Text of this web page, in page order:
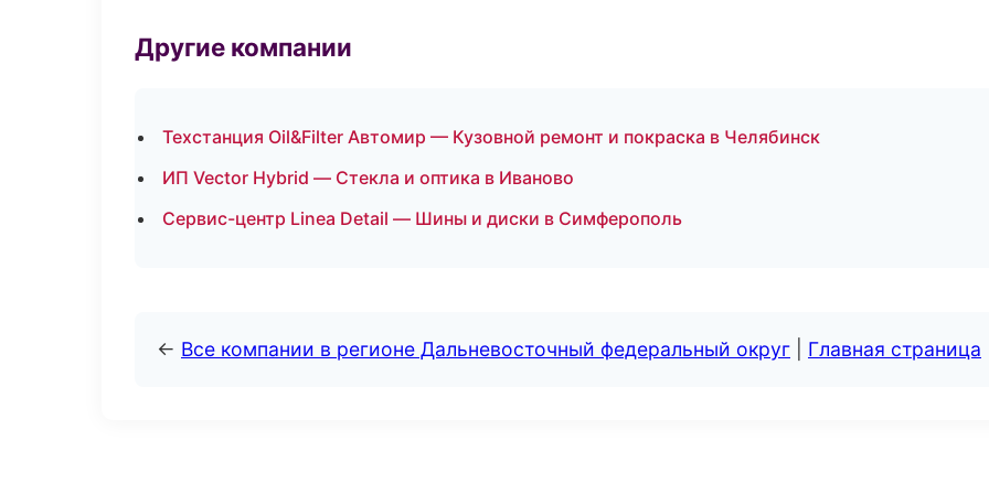
Другие компании
Техстанция Oil&Filter Автомир — Кузовной ремонт и покраска в Челябинск
ИП Vector Hybrid — Стекла и оптика в Иваново
Сервис-центр Linea Detail — Шины и диски в Симферополь
← Все компании в регионе Дальневосточный федеральный округ Главная страница